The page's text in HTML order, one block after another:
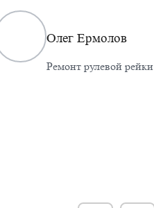
Олег Ермолов
Ремонт рулевой рейки